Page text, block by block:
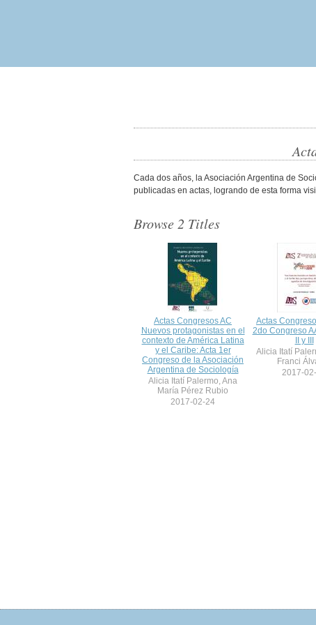
Cada dos años, la Asociación Argentina de
publicadas en actas, logrando de esta forma
Browse 2 Titles
Actas Congresos AC
Nuevos protagonistas en el
contexto de América Latina
y el Caribe: Acta 1er
Congreso de la Asociación
Argentina de Sociología
Alicia Itatí Palermo, Ana
María Pérez Rubio
2017-02-24
Actas
2do Congreso
II y III
Alicia Itatí
Franci
2017-